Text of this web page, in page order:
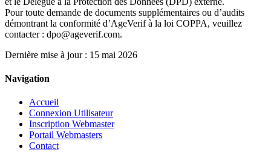
Pour toute demande de documents supplémentaires ou d’audits
démontrant la conformité d’AgeVerif à la loi COPPA, veuillez
contacter : dpo@ageverif.com.
Dernière mise à jour : 15 mai 2026
Navigation
Accueil
Connexion Utilisateur
Inscription Webmaster
Portail Webmasters
Contact